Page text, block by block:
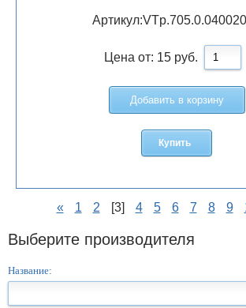
Выберите производителя
Название:
Артикул:VTp.705.0.040020
Цена от: 15 руб.
Добавить в корзину
Купить
« 1 2 [3] 4 5 6 7 8 9